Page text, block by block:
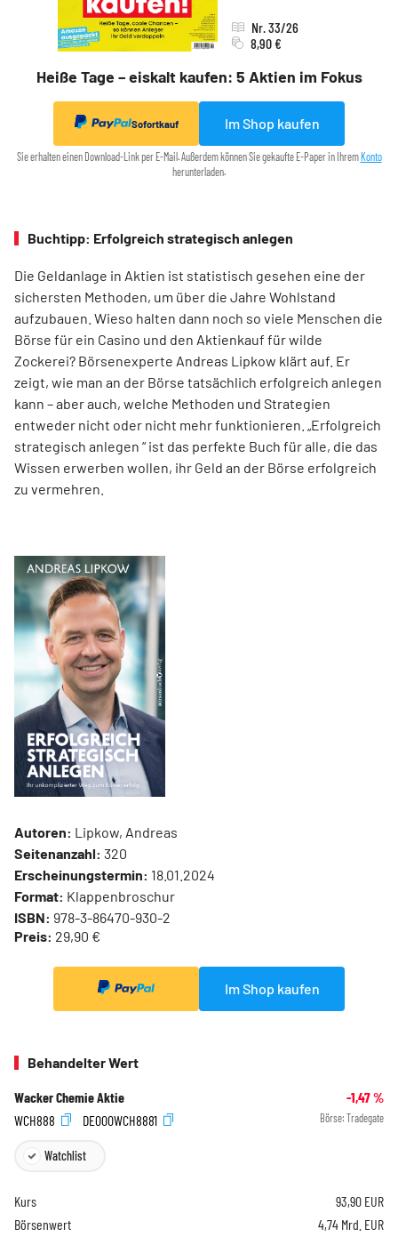
Heiße Tage – eiskalt kaufen: 5 Aktien im Fokus
Nr. 33/26
8,90 €
Sofortkauf Im Shop kaufen
Sie erhalten einen Download-Link per E-Mail. Außerdem können Sie gekaufte E-Paper in Ihrem Konto
herunterladen.
Buchtipp: Erfolgreich strategisch anlegen
Die Geldanlage in Aktien ist statistisch gesehen eine der
sichersten Methoden, um über die Jahre Wohlstand
aufzubauen. Wieso halten dann noch so viele Menschen die
Börse für ein Casino und den Aktienkauf für wilde
Zockerei? Börsenexperte Andreas Lipkow klärt auf. Er
zeigt, wie man an der Börse tatsächlich erfolgreich anlegen
kann – aber auch, welche Methoden und Strategien
entweder nicht oder nicht mehr funktionieren. „Erfolgreich
strategisch anlegen “ ist das perfekte Buch für alle, die das
Wissen erwerben wollen, ihr Geld an der Börse erfolgreich
zu vermehren.
Autoren: Lipkow, Andreas
Seitenanzahl: 320
Erscheinungstermin: 18.01.2024
Format: Klappenbroschur
ISBN: 978-3-86470-930-2
Preis: 29,90 €
Im Shop kaufen
Behandelter Wert
Wacker Chemie Aktie -1,47%
WCH888
DE000WCH8881 Börse: Tradegate
Watchlist
Kurs 93,90 EUR
Börsenwert
4,74 Mrd. EUR